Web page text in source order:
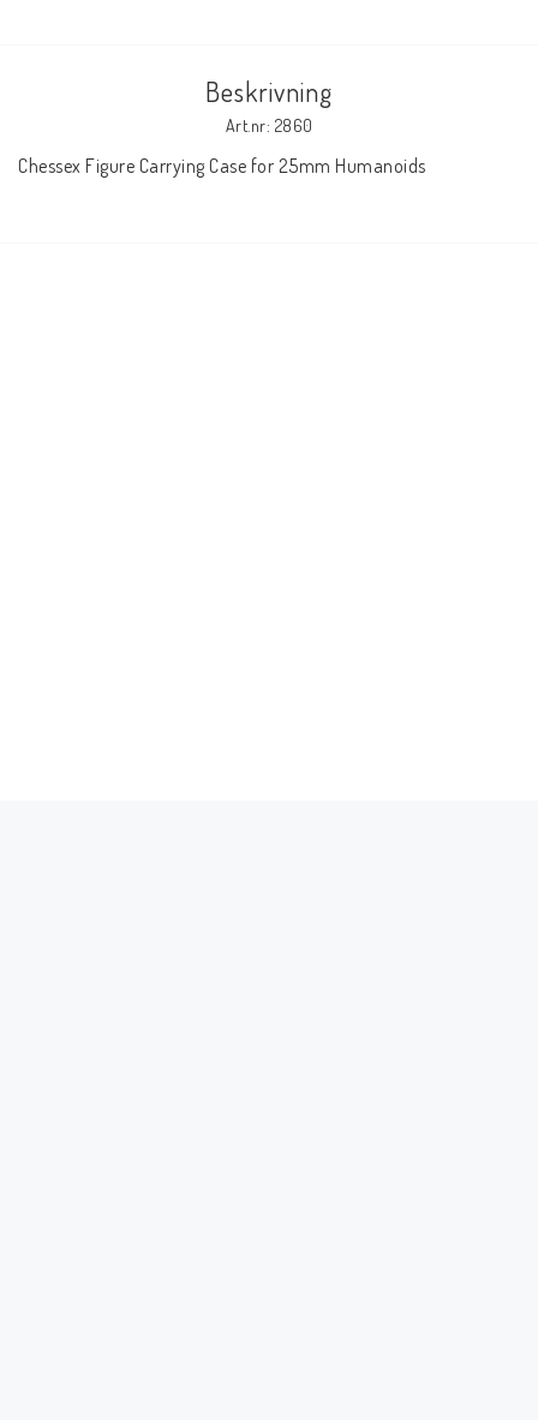
Beskrivning
Art.nr: 2860
Chessex Figure Carrying Case for 25mm Humanoids